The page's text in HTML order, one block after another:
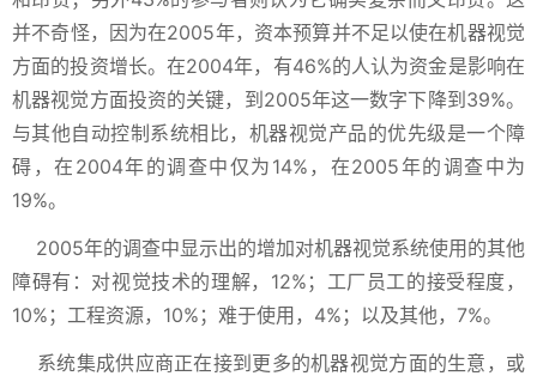
并不奇怪，因为在2005年，资本预算并不足以使在机器视觉
方面的投资增长。在2004年，有46%的人认为资金是影响在
机器视觉方面投资的关键，到2005年这一数字下降到39%。
与其他自动控制系统相比，机器视觉产品的优先级是一个障
碍，在2004年的调查中仅为14%，在2005年的调查中为
19%。
2005年的调查中显示出的增加对机器视觉系统使用的其他
障碍有：对视觉技术的理解，12%；工厂员工的接受程度，
10%；工程资源，10%；难于使用，4%；以及其他，7%。
系统集成供应商正在接到更多的机器视觉方面的生意，或